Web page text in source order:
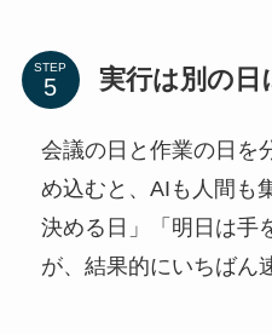
STEP 実行は別の日
会議の日と作業の日を
め込むと、AIも人間も
決める日」「明日は手
が、結果的にいちばん